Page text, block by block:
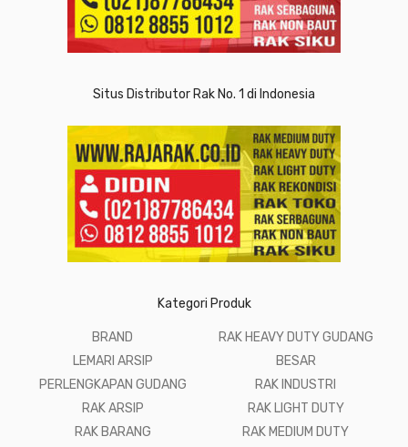
Situs Distributor Rak No. 1 di Indonesia
Kategori Produk
BRAND
LEMARI ARSIP
PERLENGKAPAN GUDANG
RAK ARSIP
RAK BARANG
RAK HEAVY DUTY GUDANG
BESAR
RAK INDUSTRI
RAK LIGHT DUTY
RAK MEDIUM DUTY